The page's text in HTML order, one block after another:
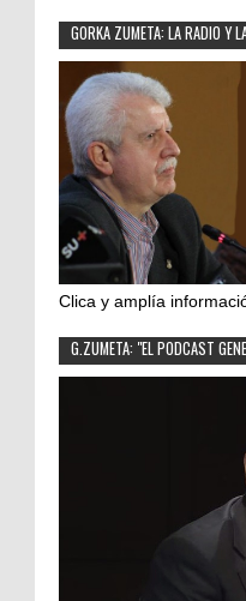
GORKA ZUMETA: LA RADIO Y
Clica y amplía
G.ZUMETA: "EL PODCAST